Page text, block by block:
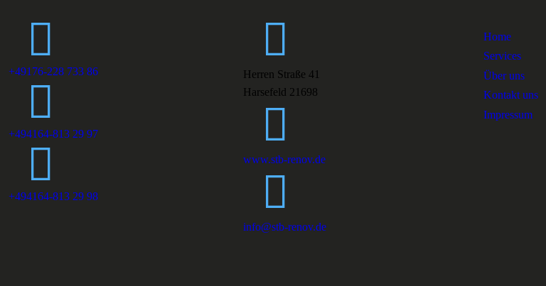
+49176-228 733 86
+494164-813 29 97
+494164-813 29 98
Herren Straße 41
Harsefeld 21698
www.stb-renov.de
info@stb-renov.de
Home
Services
Über uns
Kontakt uns
Impressum